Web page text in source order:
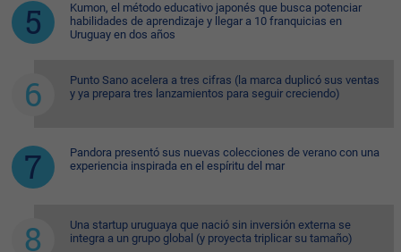
Kumon, el método educativo japonés que busca potenciar
habilidades de aprendizaje y llegar a 10 franquicias en
Uruguay en dos años
Punto Sano acelera a tres cifras (la marca duplicó sus ventas
y ya prepara tres lanzamientos para seguir creciendo)
Pandora presentó sus nuevas colecciones de verano con una
experiencia inspirada en el espíritu del mar
Una startup uruguaya que nació sin inversión externa se
integra a un grupo global (y proyecta triplicar su tamaño)